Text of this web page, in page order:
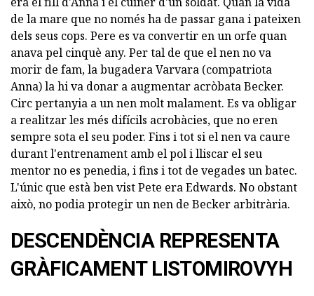
de la mare que no només ha de passar gana i pateixen
dels seus cops. Pere es va convertir en un orfe quan
anava pel cinquè any. Per tal de que el nen no va
morir de fam, la bugadera Varvara (compatriota
Anna) la hi va donar a augmentar acròbata Becker.
Circ pertanyia a un nen molt malament. Es va obligar
a realitzar les més difícils acrobàcies, que no eren
sempre sota el seu poder. Fins i tot si el nen va caure
durant l'entrenament amb el pol i lliscar el seu
mentor no es penedia, i fins i tot de vegades un batec.
L'únic que està ben vist Pete era Edwards. No obstant
això, no podia protegir un nen de Becker arbitrària.
DESCENDÈNCIA REPRESENTA
GRÀFICAMENT LISTOMIROVYH